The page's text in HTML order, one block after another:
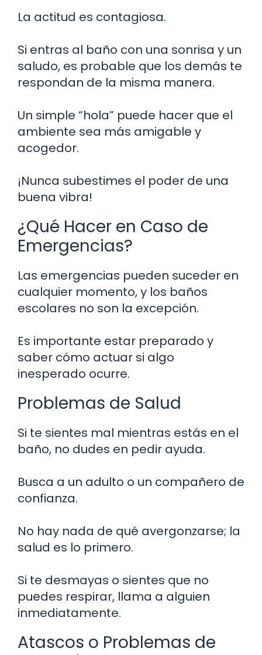
La actitud es contagiosa.
Si entras al baño con una sonrisa y un
saludo, es probable que los demás te
respondan de la misma manera.
Un simple “hola” puede hacer que el
ambiente sea más amigable y
acogedor.
¡Nunca subestimes el poder de una
buena vibra!
¿Qué Hacer en Caso de
Emergencias?
Las emergencias pueden suceder en
cualquier momento, y los baños
escolares no son la excepción.
Es importante estar preparado y
saber cómo actuar si algo
inesperado ocurre.
Problemas de Salud
Si te sientes mal mientras estás en el
baño, no dudes en pedir ayuda.
Busca a un adulto o un compañero de
confianza.
No hay nada de qué avergonzarse; la
salud es lo primero.
Si te desmayas o sientes que no
puedes respirar, llama a alguien
inmediatamente.
Atascos o Problemas de